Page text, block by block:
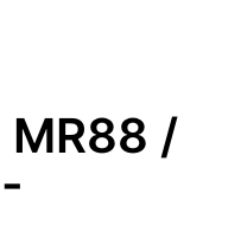
MR88 /